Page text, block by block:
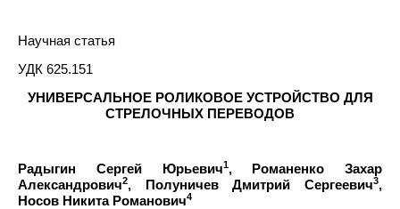
Научная статья
УДК 625.151
УНИВЕРСАЛЬНОЕ РОЛИКОВОЕ УСТРОЙСТВО ДЛЯ
СТРЕЛОЧНЫХ ПЕРЕВОДОВ
Радыгин Сергей Юрьевич1,
Романенко Захар
Александрович2, Полуничев Дмитрий Сергеевич3,
Носов Никита Романович4